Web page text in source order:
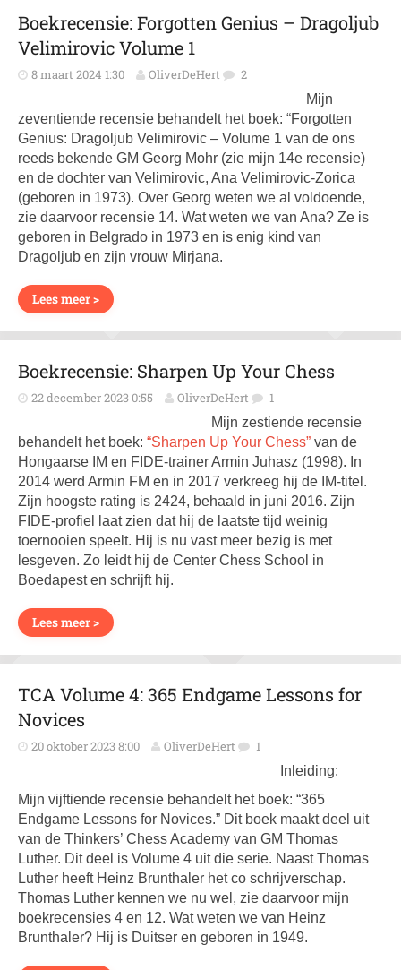
Boekrecensie: Forgotten Genius – Dragoljub
Velimirovic Volume 1
8 maart 2024 1:30 OliverDeHert 2
Mijn
zeventiende recensie behandelt het boek: “Forgotten
Genius: Dragoljub Velimirovic – Volume 1 van de ons
reeds bekende GM Georg Mohr (zie mijn 14e recensie)
en de dochter van Velimirovic, Ana Velimirovic-Zorica
(geboren in 1973). Over Georg weten we al voldoende,
zie daarvoor recensie 14. Wat weten we van Ana? Ze is
geboren in Belgrado in 1973 en is enig kind van
Dragoljub en zijn vrouw Mirjana.
Lees meer >
Boekrecensie: Sharpen Up Your Chess
22 december 2023 0:55 OliverDeHert 1
Mijn zestiende recensie
behandelt het boek: “Sharpen Up Your Chess” van de
Hongaarse IM en FIDE-trainer Armin Juhasz (1998). In
2014 werd Armin FM en in 2017 verkreeg hij de IM-titel.
Zijn hoogste rating is 2424, behaald in juni 2016. Zijn
FIDE-profiel laat zien dat hij de laatste tijd weinig
toernooien speelt. Hij is nu vast meer bezig is met
lesgeven. Zo leidt hij de Center Chess School in
Boedapest en schrijft hij.
Lees meer >
TCA Volume 4: 365 Endgame Lessons for
Novices
20 oktober 2023 8:00 OliverDeHert 1
Inleiding:
Mijn vijftiende recensie behandelt het boek: “365
Endgame Lessons for Novices.” Dit boek maakt deel uit
van de Thinkers’ Chess Academy van GM Thomas
Luther. Dit deel is Volume 4 uit die serie. Naast Thomas
Luther heeft Heinz Brunthaler het co schrijverschap.
Thomas Luther kennen we nu wel, zie daarvoor mijn
boekrecensies 4 en 12. Wat weten we van Heinz
Brunthaler? Hij is Duitser en geboren in 1949.